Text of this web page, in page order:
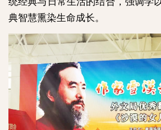
典智慧熏染生命成长。